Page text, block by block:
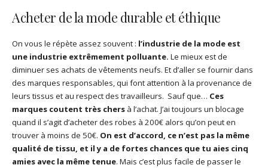
Acheter de la mode durable et éthique
On vous le répète assez souvent : l’industrie de la mode est
une industrie extrêmement polluante. Le mieux est de
diminuer ses achats de vêtements neufs. Et d’aller se fournir dans
des marques responsables, qui font attention à la provenance de
leurs tissus et au respect des travailleurs. Sauf que… Ces
marques coutent très chers à l’achat. J’ai toujours un blocage
quand il s’agit d’acheter des robes à 200€ alors qu’on peut en
trouver à moins de 50€. On est d’accord, ce n’est pas la même
qualité de tissu, et il y a de fortes chances que tu aies cinq
amies avec la même tenue. Mais c’est plus facile de passer le